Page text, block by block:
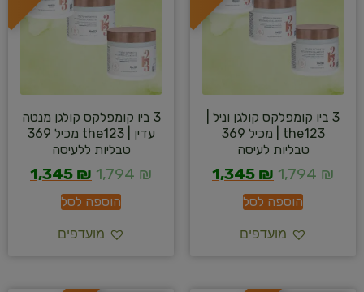
3 ביו קומפלקס קולגן וניל |
the123 | מכיל 369
טבליות לעיסה
1,794 ₪
1,345 ₪
הוספה לסל
מועדפים
3 ביו קומפלקס קולגן מנטה
עדין | the123 מכיל 369
טבליות ללעיסה
1,794 ₪
1,345 ₪
הוספה לסל
מועדפים